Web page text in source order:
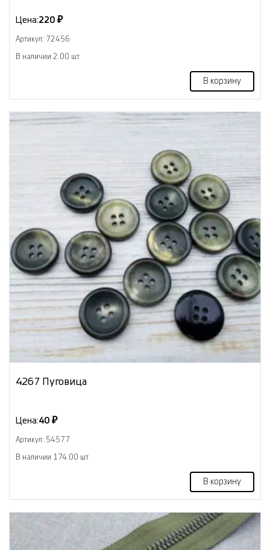
Цена:220 ₽
Артикул: 72456
В наличии 2.00 шт
В корзину
4267 Пуговица
Цена:40 ₽
Артикул: 54577
В наличии 174.00 шт
В корзину